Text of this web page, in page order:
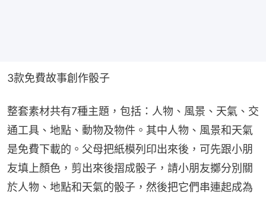
3款免費故事創作骰子
整套素材共有7種主題，包括：人物、風景、天氣、交
通工具、地點、動物及物件。其中人物、風景和天氣
是免費下載的。父母把紙模列印出來後，可先跟小朋
友填上顏色，剪出來後摺成骰子，請小朋友擲分別關
於人物、地點和天氣的骰子，然後把它們串連起成為